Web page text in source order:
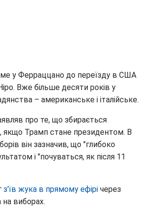
у Ферраццано до переїзду в США
Вже більше десяти років у
– американське і італійське.
про те, що збирається
якщо Трамп стане президентом. В
він зазначив, що "глибоко
і "почуваться, як після 11
з'їв жука в прямому ефірі через
виборах.